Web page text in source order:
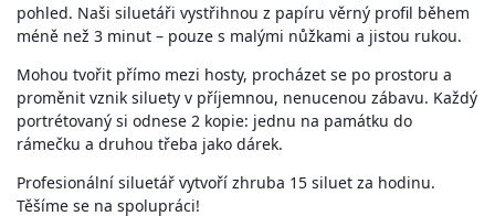
pohled. Naši siluetáři vystřihnou z papíru věrný profil během
méně než 3 minut – pouze s malými nůžkami a jistou rukou.
Mohou tvořit přímo mezi hosty, procházet se po prostoru a
proměnit vznik siluety v příjemnou, nenucenou zábavu. Každý
portrétovaný si odnese 2 kopie: jednu na památku do
rámečku a druhou třeba jako dárek.
Profesionální siluetář vytvoří zhruba 15 siluet za hodinu.
Těšíme se na spolupráci!